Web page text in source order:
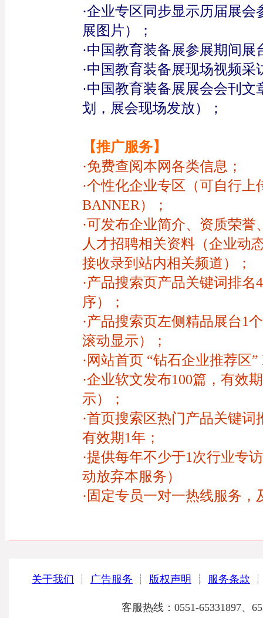
·企业专区同步显示历届展
展图片）；
·中国教育装备展参展期间展
·中国教育装备展现场视频
·中国教育装备展展会会刊
划，展会现场发放）；
【推广服务】
·免费查阅本网各类信息；
·个性化企业专区（可自行
BANNER）；
·可发布企业简介、资质荣
人才招聘相关资料（企业动
接收录到站内相关频道）；
·产品搜索页产品关键词排
序）；
·产品搜索页左侧精品展台1
滚动显示）；
·网站首页 “钻石企业推荐区
·企业软文发布100篇，有效
示）；
·首页搜索区热门产品关键
有效期1年；
·提供每年不少于1次行业专
动放弃本服务）
·固定专员一对一热线服务
关于我们 ┊ 广告服务 ┊ 版权声明 ┊ 服务条款
客服热线：0551-65331897、